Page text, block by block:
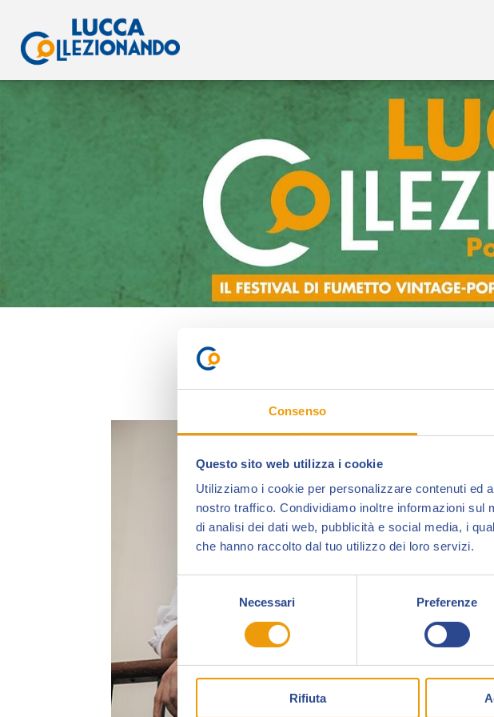
Consenso
Questo sito web utilizza i cookie
Utilizziamo i cookie per personalizzare contenuti ed
nostro traffico. Condividiamo inoltre informazioni
di analisi dei dati web, pubblicità e social media, i
che hanno raccolto dal tuo utilizzo dei loro servizi.
consenso
Necessari Preferenze
Rifiuta
ha
Dopo
Terra
è